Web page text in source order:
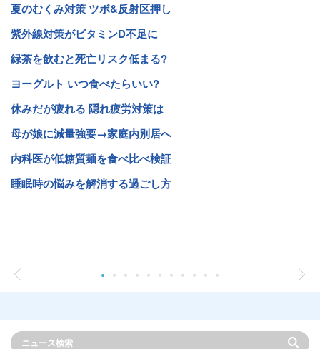
夏のむくみ対策 ツボ&反射区押し
紫外線対策がビタミンD不足に
緑茶を飲むと死亡リスク低まる?
ヨーグルト いつ食べたらいい?
休みだが疲れる 隠れ疲労対策は
母が娘に減量強要→家庭内別居へ
内科医が低糖質麺を食べ比べ検証
睡眠時の悩みを解消する過ごし方